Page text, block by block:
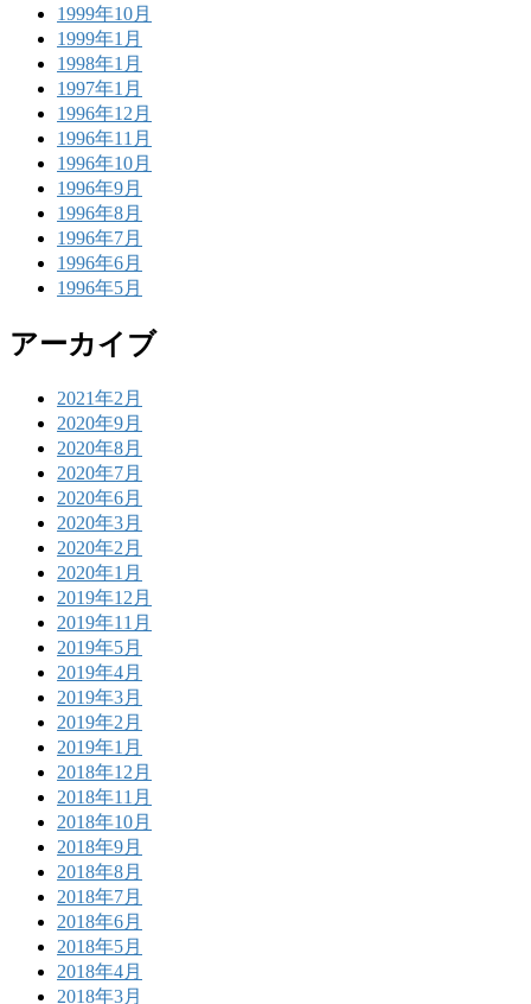
1999年10月
1999年1月
1998年1月
1997年1月
1996年12月
1996年11月
1996年10月
1996年9月
1996年8月
1996年7月
1996年6月
1996年5月
アーカイブ
2021年2月
2020年9月
2020年8月
2020年7月
2020年6月
2020年3月
2020年2月
2020年1月
2019年12月
2019年11月
2019年5月
2019年4月
2019年3月
2019年2月
2019年1月
2018年12月
2018年11月
2018年10月
2018年9月
2018年8月
2018年7月
2018年6月
2018年5月
2018年4月
2018年3月